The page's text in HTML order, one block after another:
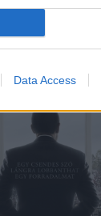
Data Access